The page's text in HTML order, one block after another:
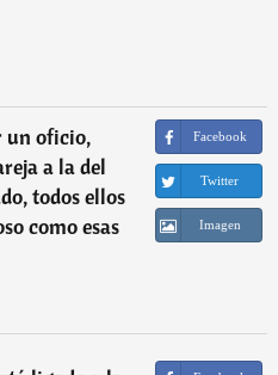
un oficio,
a la del
todos ellos
como esas
Facebook
Twitter
Imagen